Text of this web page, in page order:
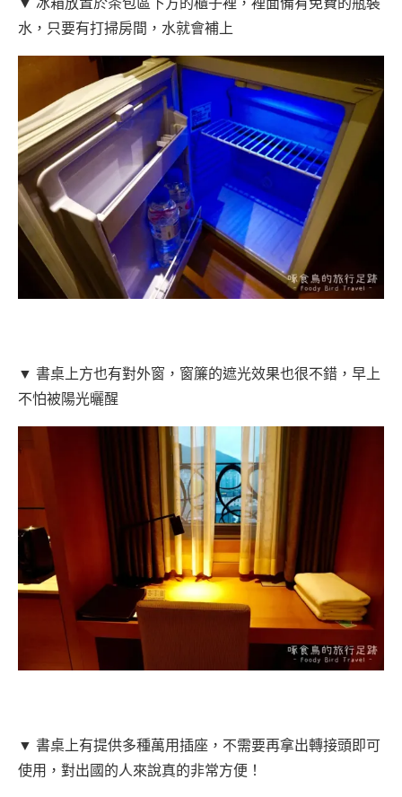
水，只要有打掃房間，水就會補上
▼ 書桌上方也有對外窗，窗簾的遮光效果也很不錯，早上
不怕被陽光曬醒
▼ 書桌上有提供多種萬用插座，不需要再拿出轉接頭即可
使用，對出國的人來說真的非常方便！